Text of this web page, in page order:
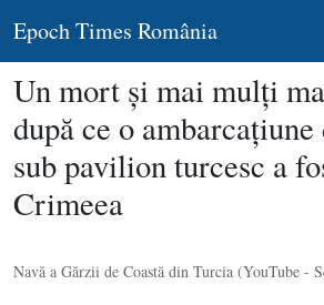
Epoch Times România
Un mort şi mai mulţi
după ce o
sub pavilion turcesc a
Crimeea
Navă a Gărzii de Coastă din Turcia (YouTube -